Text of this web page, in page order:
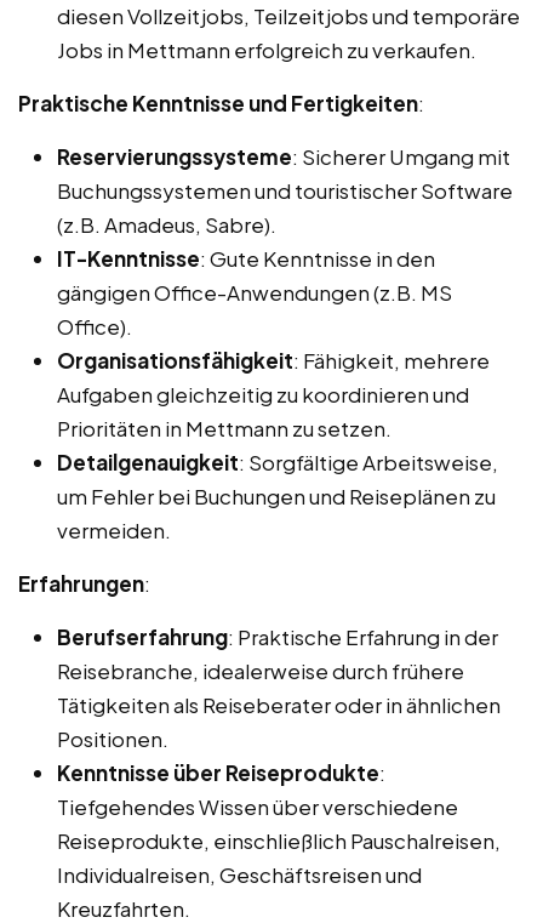
diesen Vollzeitjobs, Teilzeitjobs und temporäre
Jobs in Mettmann erfolgreich zu verkaufen.
Praktische Kenntnisse und Fertigkeiten:
Reservierungssysteme: Sicherer Umgang mit
Buchungssystemen und touristischer Software
(z.B. Amadeus, Sabre).
IT-Kenntnisse: Gute Kenntnisse in den
gängigen Office-Anwendungen (z.B. MS
Office).
Organisationsfähigkeit: Fähigkeit, mehrere
Aufgaben gleichzeitig zu koordinieren und
Prioritäten in Mettmann zu setzen.
Detailgenauigkeit: Sorgfältige Arbeitsweise,
um Fehler bei Buchungen und Reiseplänen zu
vermeiden.
Erfahrungen:
Berufserfahrung: Praktische Erfahrung in der
Reisebranche, idealerweise durch frühere
Tätigkeiten als Reiseberater oder in ähnlichen
Positionen.
Kenntnisse über Reiseprodukte:
Tiefgehendes Wissen über verschiedene
Reiseprodukte, einschließlich Pauschalreisen,
Individualreisen, Geschäftsreisen und
Kreuzfahrten.